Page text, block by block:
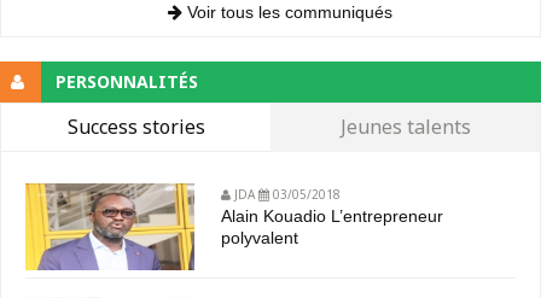
Voir tous les communiqués
PERSONNALITÉS
Success stories Jeunes talents
JDA 03/05/2018
Alain Kouadio L’entrepreneur
polyvalent